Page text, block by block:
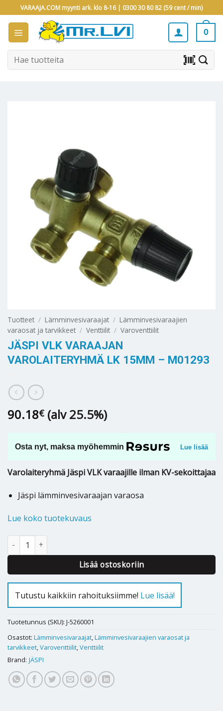
to
content
VARAAJA.COM myynti ark. klo 8-16 | 0300 30 80 82 (59 cent / min)
0
Etsi: barcode_scanner
Tuotteet / Lämminvesivaraajat / Lämminvesivaraajien
varaosat ja tarvikkeet / Venttiilit / Varoventtiilit
JÄSPI VLK VARAAJAN
VAROLAITERYHMÄ LK 15MM – M01293
90.18€ (alv 25.5%)
Osta nyt, maksa myöhemmin Lue lisää
Varolaiteryhmä Jäspi VLK varaajille ilman KV-sekoittajaa
Jäspi lämminvesivaraajan varaosa
Lue koko tuotekuvaus
Jäspi VLK varaajan varolaiteryhmä LK 15mm - M01293 määrä
Lisää ostoskoriin
Tutustu kaikkiin rahoituksiimme! Lue lisää!
Tuotetunnus (SKU): J-5260001
Osastot: Lämminvesivaraajat,Lämminvesivaraajien varaosat ja
tarvikkeet,Varoventtiilit,Venttiilit
Brand: JÄSPI